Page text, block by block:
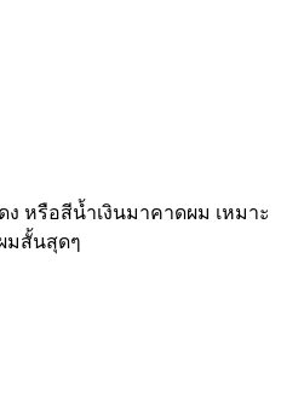
หรือสีน้ำเงินมาคาดผม เหมาะ
มสั้นสุดๆ